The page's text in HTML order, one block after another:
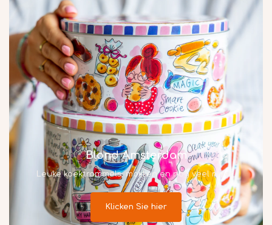
Blond Amsterdam
Leuke koektrommels, mokken en nog veel meer..
Klicken Sie hier